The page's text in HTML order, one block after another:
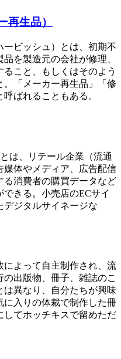
再生品）
ービッシュ）とは、初期不
を製造元の会社が修理、
こと、もしくはそのよう
「メーカー再生品」「修
ばれることもある。
は、リテール企業（流通
体やメディア、広告配信
消費者の購買データなど
きる。小売店のECサイ
デジタルサイネージな
によって自主制作され、流
出版物、冊子、雑誌のこ
は異なり、自分たちが興味
に入りの体裁で制作した冊
てホッチキスで留めただ